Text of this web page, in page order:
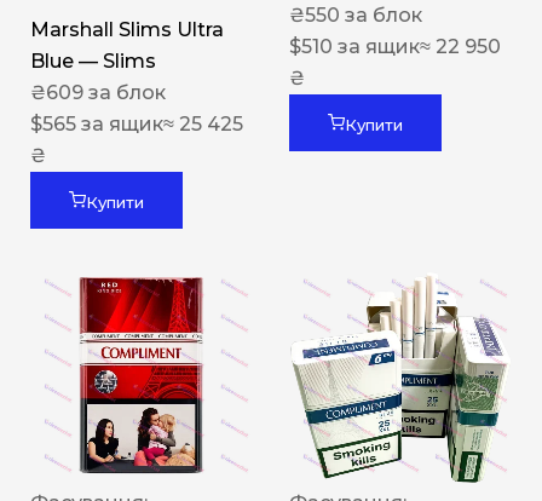
Marshall Slims Ultra
Blue — Slims
₴609 за блок
$565 за ящик≈ 25 425
₴
Купити
₴550 за блок
$510 за ящик≈ 22 950
₴
Купити